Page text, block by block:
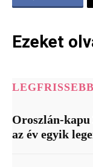
Ezeket
LEGFRISSEBB
Oroszlán-kapu
az év egyik